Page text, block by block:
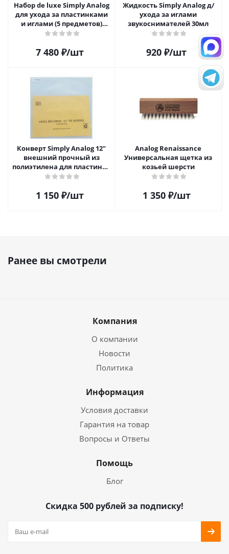
Набор de luxe Simply Analog
для ухода за пластинками
и иглами (5 предметов)
SAVC003
7 480₽/шт
Жидкость Simply Analog д/
ухода за иглами
звукоснимателей 30мл
920 ₽/шт
Конверт Simply Analog 12"
внешний прочный из
полиэтилена для пластинок
(25шт)
1 150₽/шт
Analog Renaissance
Универсальная щетка из
козьей шерсти
1 350₽/шт
Ранее вы смотрели
Компания
О компании
Новости
Политика
Информация
Условия доставки
Гарантия на товар
Вопросы и Ответы
Помощь
Блог
Скидка 500 рублей за подписку!